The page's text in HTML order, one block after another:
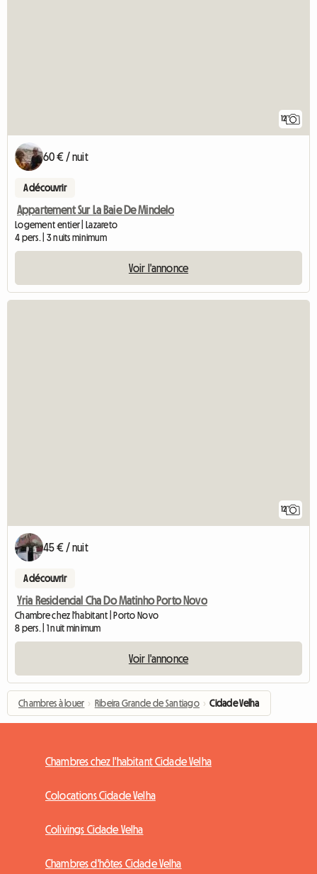
12
60 € / nuit
A découvrir
Appartement Sur La Baie De Mindelo
Logement entier | Lazareto
4 pers. | 3 nuits minimum
Voir l'annonce
12
45 € / nuit
A découvrir
Yria Residencial Cha Do Matinho Porto Novo
Chambre chez l'habitant | Porto Novo
8 pers. | 1 nuit minimum
Voir l'annonce
Chambres à louer › Ribeira Grande de Santiago › Cidade Velha
Chambres chez l'habitant Cidade Velha
Colocations Cidade Velha
Colivings Cidade Velha
Chambres d'hôtes Cidade Velha